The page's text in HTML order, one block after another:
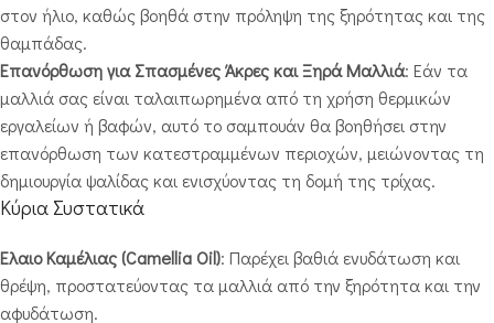
στον ήλιο, καθώς βοηθά στην πρόληψη της ξηρότητας και της
θαμπάδας.
Επανόρθωση για Σπασμένες Άκρες και Ξηρά Μαλλιά: Εάν τα
μαλλιά σας είναι ταλαιπωρημένα από τη χρήση θερμικών
εργαλείων ή βαφών, αυτό το σαμπουάν θα βοηθήσει στην
επανόρθωση των κατεστραμμένων περιοχών, μειώνοντας τη
δημιουργία ψαλίδας και ενισχύοντας τη δομή της τρίχας.
Κύρια Συστατικά
Έλαιο Καμέλιας (Camellia Oil): Παρέχει βαθιά ενυδάτωση και
θρέψη, προστατεύοντας τα μαλλιά από την ξηρότητα και την
αφυδάτωση.